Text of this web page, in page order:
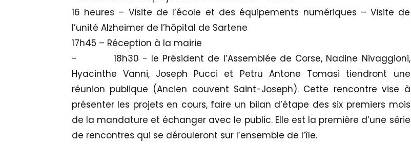
16 heures – Visite de l’école et des équipements numériques – Visite de
l’unité Alzheimer de l’hôpital de Sartene
17h45 – Réception à la mairie
- 18h30 - le Président de l’Assemblée de Corse, Nadine Nivaggioni,
Hyacinthe Vanni, Joseph Pucci et Petru Antone Tomasi tiendront une
réunion publique (Ancien couvent Saint-Joseph). Cette rencontre vise à
présenter les projets en cours, faire un bilan d’étape des six premiers mois
de la mandature et échanger avec le public. Elle est la première d’une série
de rencontres qui se dérouleront sur l’ensemble de l’île.